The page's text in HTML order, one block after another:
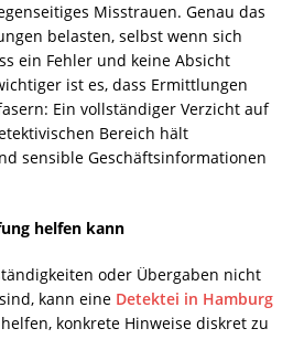
Misstrauen. Genau das
belasten, selbst wenn sich
ein Fehler und keine Absicht
ist es, dass Ermittlungen
Ein vollständiger Verzicht auf
Bereich hält
sensible Geschäftsinformationen
helfen kann
oder Übergaben nicht
kann eine Detektei in Hamburg
konkrete Hinweise diskret zu